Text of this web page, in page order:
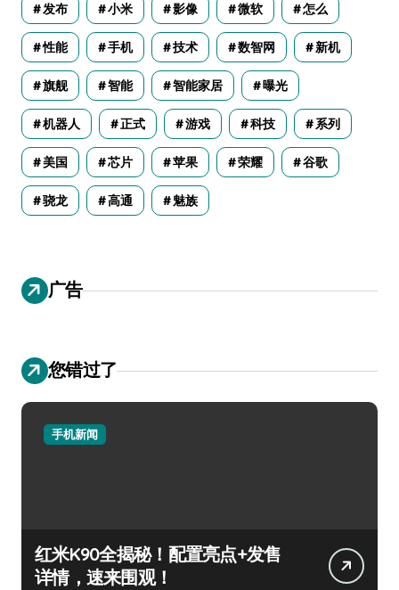
发布 小米 影像 微软 怎么
性能 手机 技术 数智网 新机
旗舰 智能 智能家居 曝光
机器人 正式 游戏 科技 系列
美国 芯片 苹果 荣耀 谷歌
骁龙 高通 魅族
广告
您错过了
手机新闻
红米K90全揭秘！配置亮点+发售
详情，速来围观！